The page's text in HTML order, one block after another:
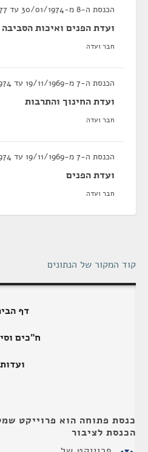
הכנסת ה-8 מ-30/01/1974 עד 13/06/1977
ועדת הפנים ואיכות הסביבה
חבר ועדה
הכנסת ה-7 מ-19/11/1969 עד 21/01/1974
ועדת החינוך והתרבות
חבר ועדה
הכנסת ה-7 מ-19/11/1969 עד 21/01/1974
ועדת הפנים
חבר ועדה
קוד המקור של הנתונים
דף
ח"כים
ועדות
כנסת פתוחה הוא פרוייקט
הכנסת לציבור